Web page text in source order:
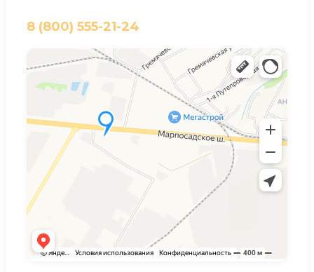
8 (800) 555-21-24